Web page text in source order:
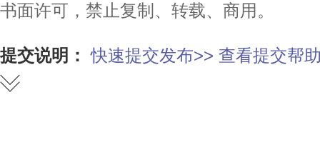
书面许可，禁止复制、转载、商用。
提交说明： 快速提交发布>> 查看提交帮